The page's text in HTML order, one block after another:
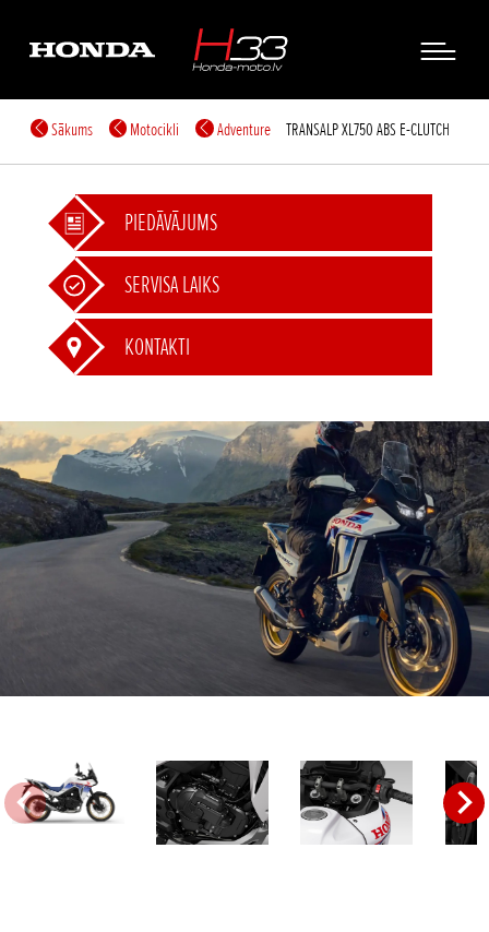
Sākums Motocikli Adventure TRANSALP XL750 ABS E-CLUTCH
PIEDĀVĀJUMS
SERVISA LAIKS
KONTAKTI